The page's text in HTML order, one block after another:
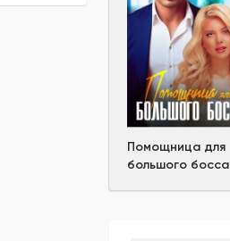
Помощница для
большого босса